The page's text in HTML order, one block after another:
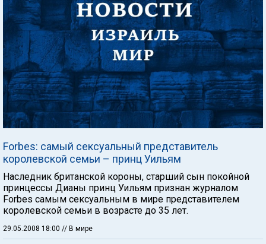
Forbes: самый сексуальный представитель
королевской семьи – принц Уильям
Наследник британской короны, старший сын покойной
принцессы Дианы принц Уильям признан журналом
Forbes самым сексуальным в мире представителем
королевской семьи в возрасте до 35 лет.
29.05.2008 18:00 // В мире